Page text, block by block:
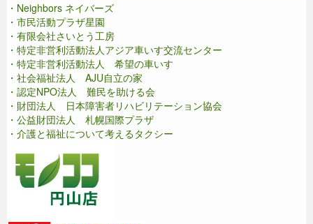
・Neighbors ネイバーズ
・市民活動プラザ星園
・有限会社さいとう工房
・特定非営利活動法人アジア車いす交流センター
・特定非営利活動法人 希望の車いす
・社会福祉法人 AJU自立の家
・認定NPO法人 難民を助ける会
・財団法人 日本障害者リハビリテーション協会
・公益財団法人 札幌国際プラザ
・介護と福祉について考えるタクシー